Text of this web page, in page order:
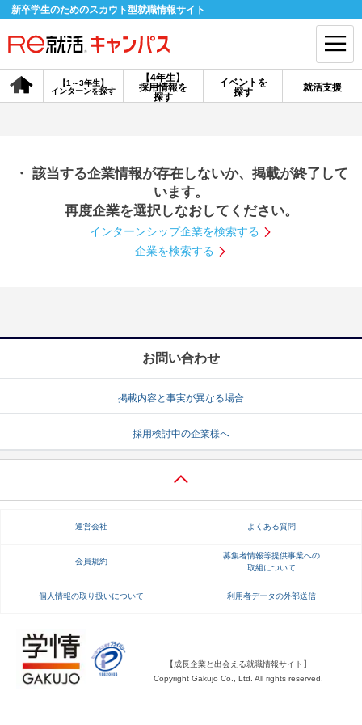
新卒学生のためのスカウト型就職情報サイト
【4年生】
採用情報を
探す
【1～3年生】
インターンを探す
イベントを
探す
就活支援
会員登録 ログイン
探す
【4年生】
説明会を探す
インターンを探す
就活ノウハウ・サポート
就活支援
就活ノウハウが満載！ お役立ち記事・相談室など
適職診断 就活チャンネル
・ 該当する企業情報が存在しないか、掲載が終了して
います。
再度企業を選択しなおしてください。
インターンシップ企業を検索する
企業を検索する
お問い合わせ
掲載内容と事実が異なる場合
採用検討中の企業様へ
運営会社 よくある質問
会員規約
募集者情報等提供事業への
取組について
個人情報の取り扱いについて 利用者データの外部送信
【成長企業と出会える就職情報サイト】
Copyright Gakujo Co., Ltd. All rights reserved.